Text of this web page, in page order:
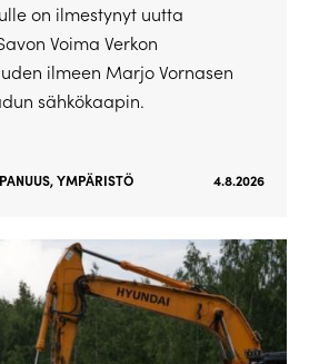
on ilmestynyt uutta
Voima Verkon
ilmeen Marjo Vornasen
sähkökaapin.
,YMPÄRISTÖ 4.8.2026